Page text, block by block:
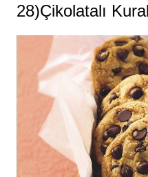
28)Çikolatalı